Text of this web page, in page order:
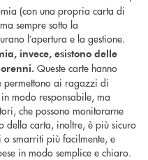
(con una propria carta di
sempre sotto la
l’apertura e la gestione.
invece, esistono delle
Queste carte hanno
permettono ai ragazzi di
modo responsabile, ma
che possono monitorarne
della carta, inoltre, è più sicuro
o smarriti più facilmente, e
in modo semplice e chiaro.